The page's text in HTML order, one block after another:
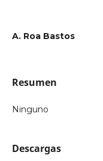
A. Roa Bastos
Resumen
Ninguno
Descargas